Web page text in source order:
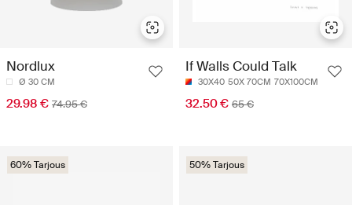
Nordlux
Ø 30 CM
29.98 € 74.95 €
If Walls Could Talk
30X40 50X 70CM 70X100CM
32.50 € 65 €
60% Tarjous 50% Tarjous